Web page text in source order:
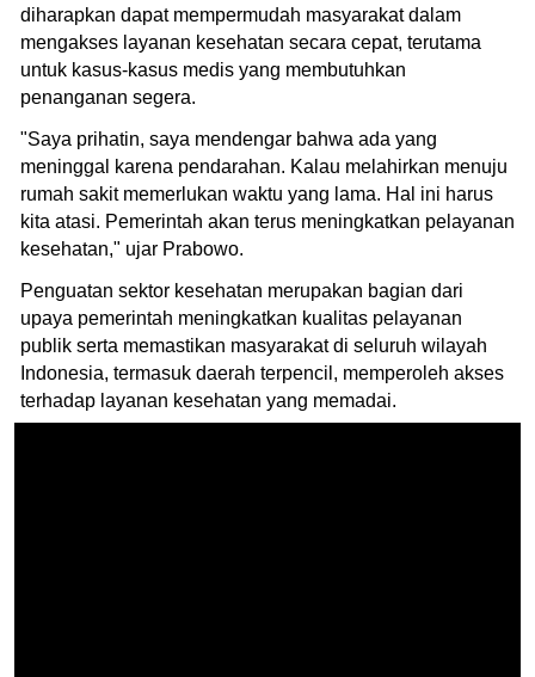
diharapkan dapat mempermudah masyarakat dalam
mengakses layanan kesehatan secara cepat, terutama
untuk kasus-kasus medis yang membutuhkan
penanganan segera.
"Saya prihatin, saya mendengar bahwa ada yang
meninggal karena pendarahan. Kalau melahirkan menuju
rumah sakit memerlukan waktu yang lama. Hal ini harus
kita atasi. Pemerintah akan terus meningkatkan pelayanan
kesehatan," ujar Prabowo.
Penguatan sektor kesehatan merupakan bagian dari
upaya pemerintah meningkatkan kualitas pelayanan
publik serta memastikan masyarakat di seluruh wilayah
Indonesia, termasuk daerah terpencil, memperoleh akses
terhadap layanan kesehatan yang memadai.